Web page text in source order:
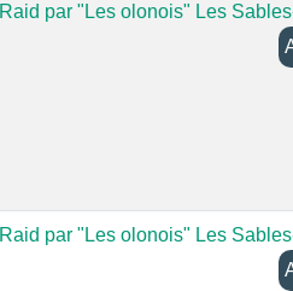
Raid par "Les olonois" Les
Raid par "Les olonois" Les